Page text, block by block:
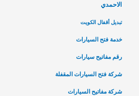
الاحمدي
تبديل أقفال الكويت
خدمة فتح السيارات
رقم مفاتيح سيارات
شركة فتح السيارات المقفلة
شركة مفاتيح السيارات